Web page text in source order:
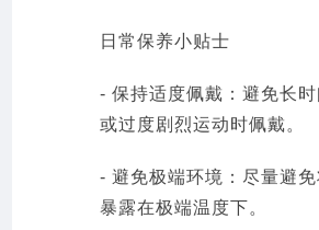
日常保养小贴士
- 保持适度佩戴：避免长
或过度剧烈运动时佩戴。
- 避免极端环境：尽量避免
暴露在极端温度下。